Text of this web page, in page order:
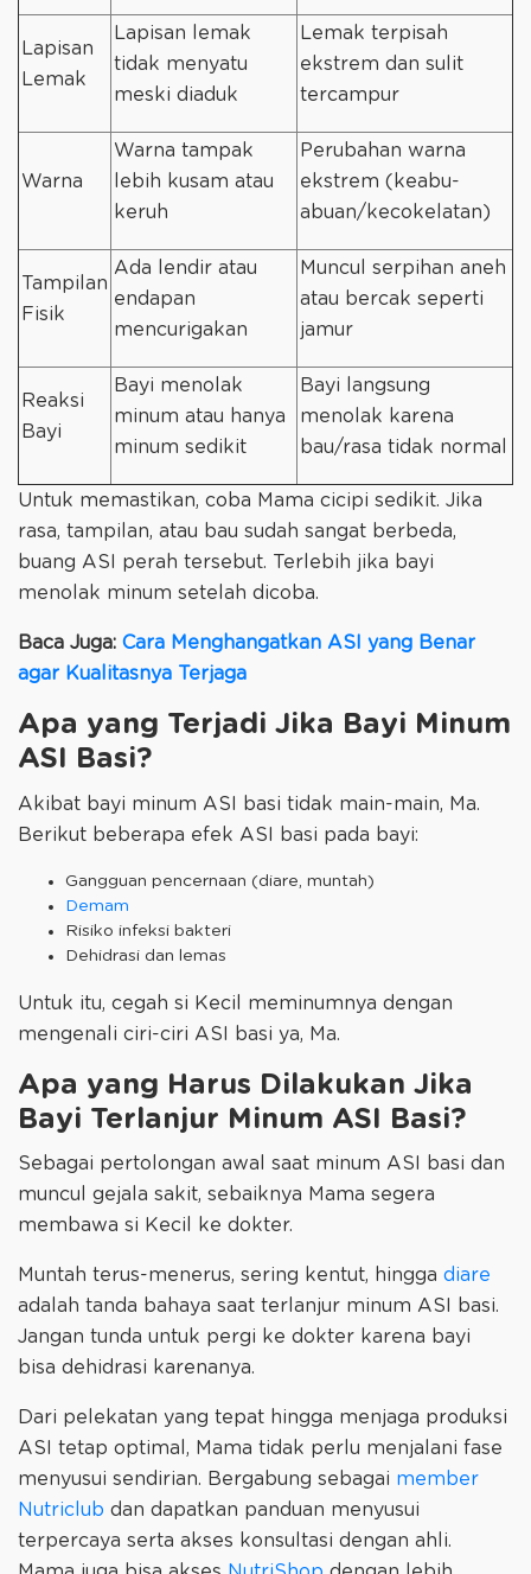
Lapisan
Lemak
Lapisan lemak
tidak menyatu
meski diaduk
Lemak terpisah
ekstrem dan sulit
tercampur
Warna
Warna tampak
lebih kusam atau
keruh
Perubahan warna
ekstrem (keabu-
abuan/kecokelatan)
Tampilan
Fisik
Ada lendir atau
endapan
mencurigakan
Muncul serpihan aneh
atau bercak seperti
jamur
Reaksi
Bayi
Bayi menolak
minum atau hanya
minum sedikit
Bayi langsung
menolak karena
bau/rasa tidak normal
Untuk memastikan, coba Mama cicipi sedikit. Jika
rasa, tampilan, atau bau sudah sangat berbeda,
buang ASI perah tersebut. Terlebih jika bayi
menolak minum setelah dicoba.
Baca Juga: Cara Menghangatkan ASI yang Benar
agar Kualitasnya Terjaga
Apa yang Terjadi Jika Bayi Minum
ASI Basi?
Akibat bayi minum ASI basi tidak main-main, Ma.
Berikut beberapa efek ASI basi pada bayi:
Gangguan pencernaan (diare, muntah)
Demam
Risiko infeksi bakteri
Dehidrasi dan lemas
Untuk itu, cegah si Kecil meminumnya dengan
mengenali ciri-ciri ASI basi ya, Ma.
Apa yang Harus Dilakukan Jika
Bayi Terlanjur Minum ASI Basi?
Sebagai pertolongan awal saat minum ASI basi dan
muncul gejala sakit, sebaiknya Mama segera
membawa si Kecil ke dokter.
Muntah terus-menerus, sering kentut, hingga diare
adalah tanda bahaya saat terlanjur minum ASI basi.
Jangan tunda untuk pergi ke dokter karena bayi
bisa dehidrasi karenanya.
Dari pelekatan yang tepat hingga menjaga produksi
ASI tetap optimal, Mama tidak perlu menjalani fase
menyusui sendirian. Bergabung sebagai member
Nutriclub dan dapatkan panduan menyusui
terpercaya serta akses konsultasi dengan ahli.